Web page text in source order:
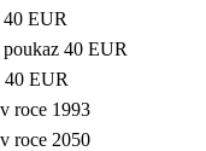
40 EUR
40 EUR
40 EUR
roce 1993
roce 2050